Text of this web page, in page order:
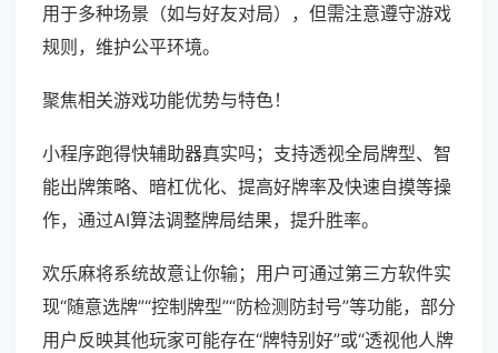
用于多种场景（如与好友对局），但需注意遵守游戏
规则，维护公平环境。
聚焦相关游戏功能优势与特色！
小程序跑得快辅助器真实吗；支持透视全局牌型、智
能出牌策略、暗杠优化、提高好牌率及快速自摸等操
作，通过AI算法调整牌局结果，提升胜率。
欢乐麻将系统故意让你输；用户可通过第三方软件实
现“随意选牌”“控制牌型”“防检测防封号”等功能，部分
用户反映其他玩家可能存在“牌特别好”或“透视他人牌